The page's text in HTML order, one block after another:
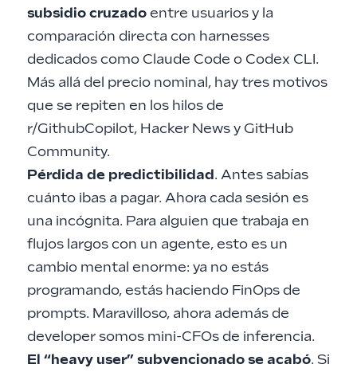
subsidio cruzadoentre usuarios y la
comparación directa con harnesses
dedicados como Claude Code o Codex CLI.
Más allá del precio nominal, hay tres motivos
que se repiten en los hilos de
r/GithubCopilot, Hacker News y GitHub
Community.
Pérdida de predictibilidad. Antes sabías
cuánto ibas a pagar. Ahora cada sesión es
una incógnita. Para alguien que trabaja en
flujos largos con un agente, esto es un
cambio mental enorme: ya no estás
programando, estás haciendo FinOps de
prompts. Maravilloso, ahora además de
developer somos mini-CFOs de inferencia.
El “heavy user” subvencionado se acabó. Si